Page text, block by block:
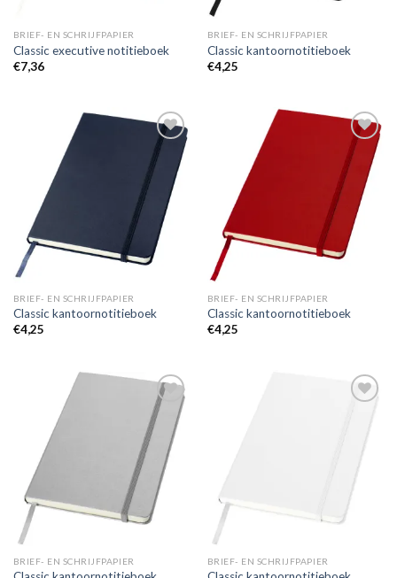
BRIEF- EN SCHRIJFPAPIER
Classic executive notitieboek
€7,36
BRIEF- EN SCHRIJFPAPIER
Classic kantoornotitieboek
€4,25
Toevoegen
aan
wenslijst
BRIEF- EN SCHRIJFPAPIER
Classic kantoornotitieboek
€4,25
Toevoegen
aan
wenslijst
BRIEF- EN SCHRIJFPAPIER
Classic kantoornotitieboek
€4,25
Toevoegen
aan
wenslijst
BRIEF- EN SCHRIJFPAPIER BRIEF- EN SCHRIJFPAPIER